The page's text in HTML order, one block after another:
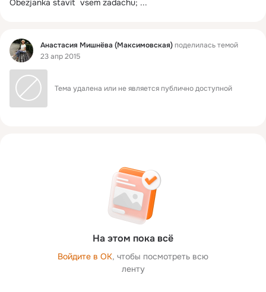
Obezjanka stavit  vsem zadachu; ...
Фид Анастасия Мишнёва (Максимовская)поделилась темой
23 апр 2015
Тема удалена или не является публично доступной
На этом пока всё
Войдите в ОК, чтобы посмотреть всю
ленту